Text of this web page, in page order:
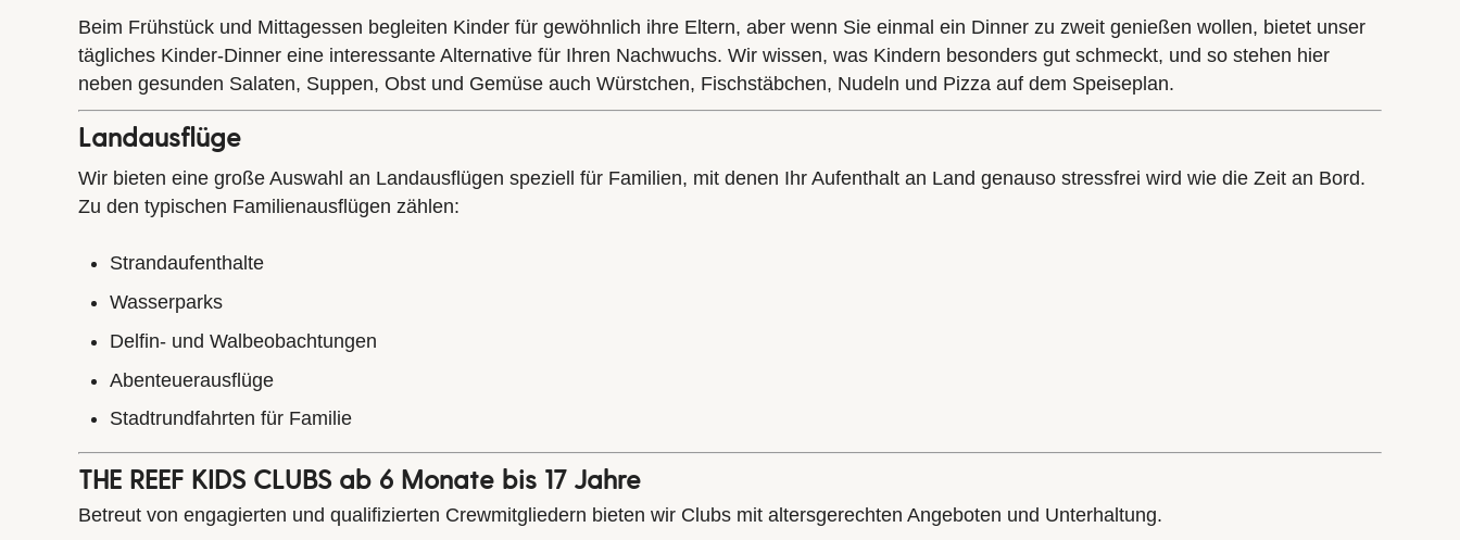
Beim Frühstück und Mittagessen begleiten Kinder für gewöhnlich ihre Eltern, aber wenn Sie einmal ein Dinner zu zweit genießen wollen, bietet unser
tägliches Kinder-Dinner eine interessante Alternative für Ihren Nachwuchs. Wir wissen, was Kindern besonders gut schmeckt, und so stehen hier
neben gesunden Salaten, Suppen, Obst und Gemüse auch Würstchen, Fischstäbchen, Nudeln und Pizza auf dem Speiseplan.
Landausflüge
Wir bieten eine große Auswahl an Landausflügen speziell für Familien, mit denen Ihr Aufenthalt an Land genauso stressfrei wird wie die Zeit an Bord.
Zu den typischen Familienausflügen zählen:
Strandaufenthalte
Wasserparks
Delfin- und Walbeobachtungen
Abenteuerausflüge
Stadtrundfahrten für Familie
THE REEF KIDS CLUBS ab 6 Monate bis 17 Jahre
Betreut von engagierten und qualifizierten Crewmitgliedern bieten wir Clubs mit altersgerechten Angeboten und Unterhaltung.